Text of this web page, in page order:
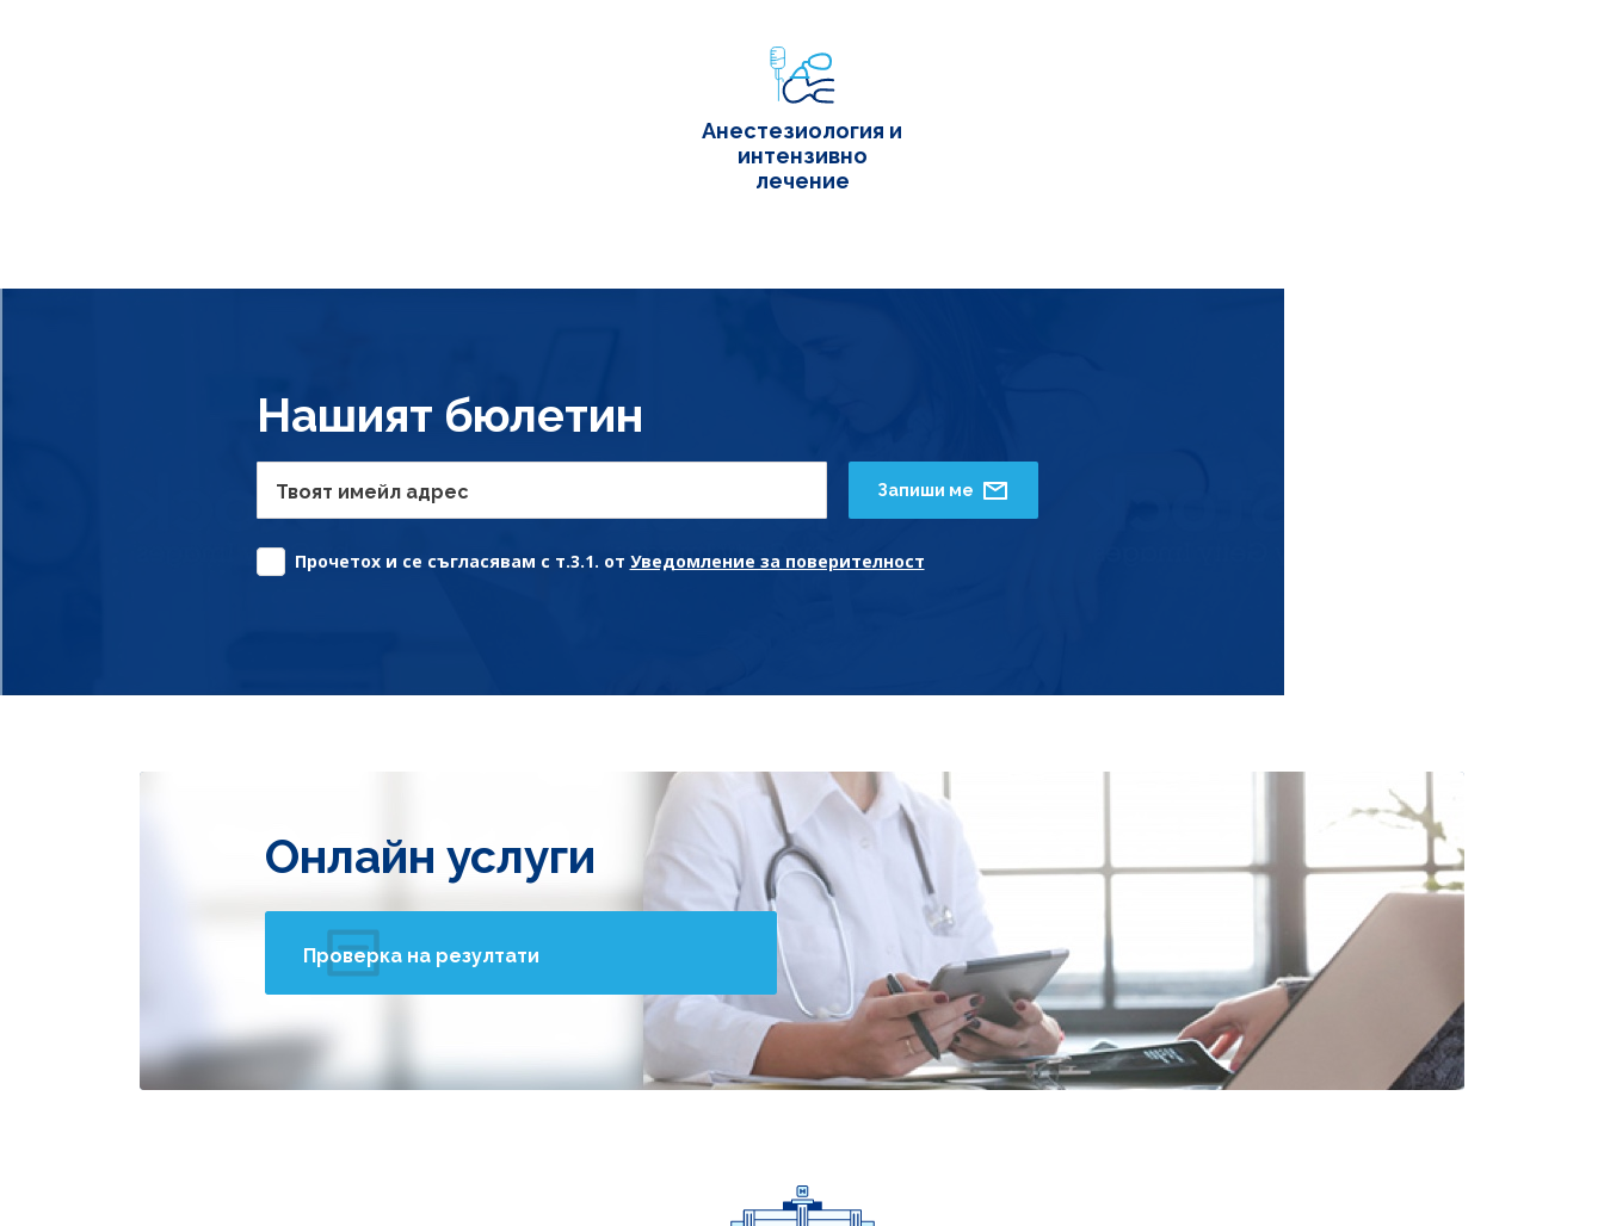
Анестезиология и
интензивно
лечение
Нашият бюлетин
Твоят имейл адрес
Прочетох и се съгласявам с т.3.1. от Уведомление за поверителност
Запиши ме
Онлайн услуги
Проверка на резултати